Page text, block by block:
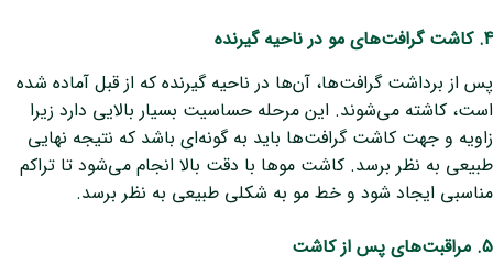
4. کاشت گرافت‌های مو در ناحیه گیرنده
پس از برداشت گرافت‌ها، آن‌ها در ناحیه گیرنده که از قبل آماده شده
است، کاشته می‌شوند. این مرحله حساسیت بسیار بالایی دارد زیرا
زاویه و جهت کاشت گرافت‌ها باید به گونه‌ای باشد که نتیجه نهایی
طبیعی به نظر برسد. کاشت موها با دقت بالا انجام می‌شود تا تراکم
مناسبی ایجاد شود و خط مو به شکلی طبیعی به نظر برسد.
5. مراقبت‌های پس از کاشت